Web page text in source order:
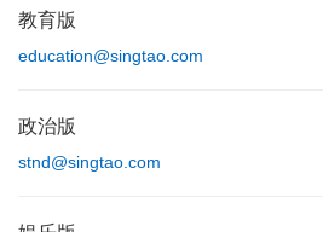
教育版
education@singtao.com
政治版
stnd@singtao.com